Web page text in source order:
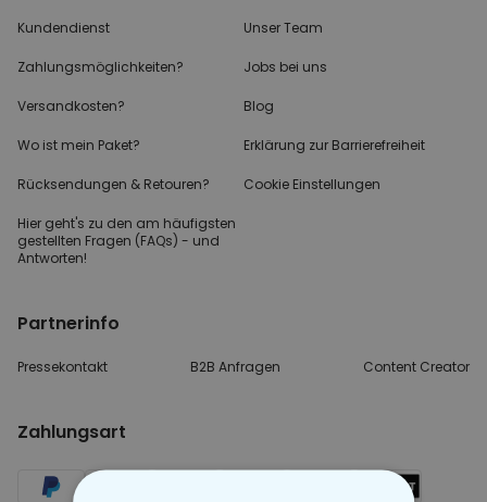
Kundendienst
Zahlungsmöglichkeiten?
Versandkosten?
Wo ist mein Paket?
Rücksendungen & Retouren?
Hier geht's zu den am häufigsten
gestellten Fragen (FAQs) - und
Antworten!
Unser Team
Jobs bei uns
Blog
Erklärung zur Barrierefreiheit
Cookie Einstellungen
Partnerinfo
Pressekontakt B2B Anfragen Content Creator
Zahlungsart